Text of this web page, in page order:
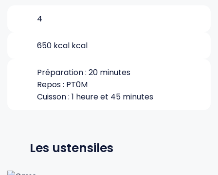
Tires-bouchons
Planches à découper
4
650 kcal kcal
Préparation : 20 minutes
Repos : PT0M
Cuisson : 1 heure et 45 minutes
Les ustensiles